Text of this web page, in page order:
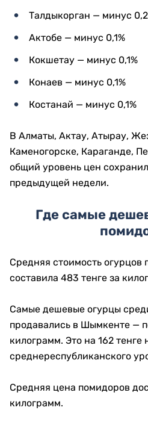
Талдыкорган — минус
Актобе — минус 0,1%
Кокшетау — минус 0,1%
Конаев — минус 0,1%
Костанай — минус 0,1%
В Алматы, Актау, Атырау,
Каменогорске, Караганде,
общий уровень цен
предыдущей недели.
Где самые
Средняя стоимость огурцов
составила 483 тенге за
Самые дешевые огурцы
продавались в Шымкенте —
килограмм. Это на 162 тенге
среднереспубликанского
Средняя цена помидоров
килограмм.